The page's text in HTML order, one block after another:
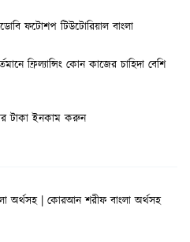
ফটোশপ টিউটোরিয়াল বাংলা
ফ্রিল্যান্সিং কোন কাজের চাহিদা বেশি
টাকা ইনকাম করুন
অর্থসহ | কোরআন শরীফ বাংলা অর্থসহ